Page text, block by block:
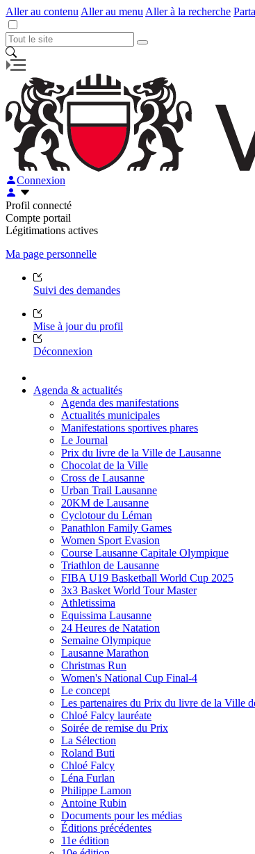
Aller au contenu Aller au menu Aller à la recherche
Connexion
Profil connecté
Compte portail
Légitimations actives
Ma page personnelle
Suivi des demandes
Mise à jour du profil
Déconnexion
Agenda & actualités
Agenda des manifestations
Actualités municipales
Manifestations sportives phares
Le Journal
Prix du livre de la Ville de Lausanne
Chocolat de la Ville
Cross de Lausanne
Urban Trail Lausanne
20KM de Lausanne
Cyclotour du Léman
Panathlon Family Games
Women Sport Evasion
Course Lausanne Capitale Olympique
Triathlon de Lausanne
FIBA U19 Basketball World Cup 2025
3x3 Basket World Tour Master
Athletissima
Equissima Lausanne
24 Heures de Natation
Semaine Olympique
Lausanne Marathon
Christmas Run
Women's National Cup Final-4
Le concept
Les partenaires du Prix du livre de la Ville
Chloé Falcy lauréate
Soirée de remise du Prix
La Sélection
Roland Buti
Chloé Falcy
Léna Furlan
Philippe Lamon
Antoine Rubin
Documents pour les médias
Éditions précédentes
11e édition